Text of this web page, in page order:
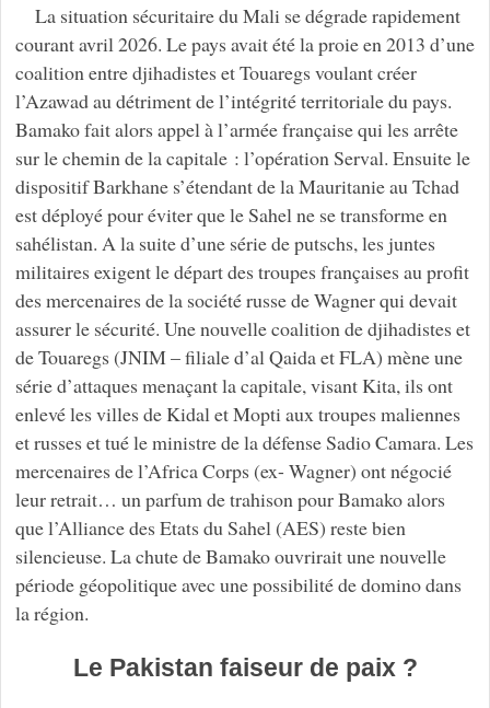
La situation sécuritaire du Mali se dégrade rapidement
courant avril 2026. Le pays avait été la proie en 2013 d’une
coalition entre djihadistes et Touaregs voulant créer
l’Azawad au détriment de l’intégrité territoriale du pays.
Bamako fait alors appel à l’armée française qui les arrête
sur le chemin de la capitale : l’opération Serval. Ensuite le
dispositif Barkhane s’étendant de la Mauritanie au Tchad
est déployé pour éviter que le Sahel ne se transforme en
sahélistan. A la suite d’une série de putschs, les juntes
militaires exigent le départ des troupes françaises au profit
des mercenaires de la société russe de Wagner qui devait
assurer le sécurité. Une nouvelle coalition de djihadistes et
de Touaregs (JNIM – filiale d’al Qaida et FLA) mène une
série d’attaques menaçant la capitale, visant Kita, ils ont
enlevé les villes de Kidal et Mopti aux troupes maliennes
et russes et tué le ministre de la défense Sadio Camara. Les
mercenaires de l’Africa Corps (ex- Wagner) ont négocié
leur retrait… un parfum de trahison pour Bamako alors
que l’Alliance des Etats du Sahel (AES) reste bien
silencieuse. La chute de Bamako ouvrirait une nouvelle
période géopolitique avec une possibilité de domino dans
la région.
Le Pakistan faiseur de paix ?